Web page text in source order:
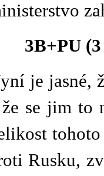
3B+PU
je jasné,
se jim to
tohoto
Rusku,